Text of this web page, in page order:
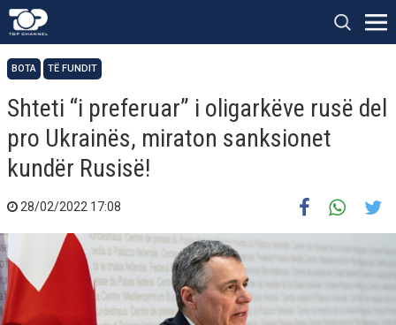
BOTA TË FUNDIT
Shteti “i preferuar” i oligarkëve rusë del
pro Ukrainës, miraton sanksionet
kundër Rusisë!
28/02/2022 17:08